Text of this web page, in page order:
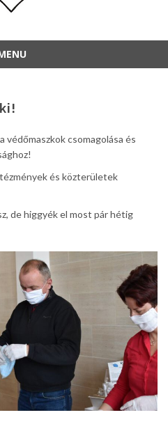
védőmaszkok csomagolása és
és közterületek
de higgyék el most pár hétig